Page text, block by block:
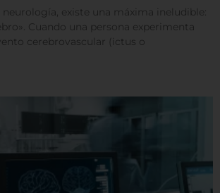
existe una máxima ineludible:
Cuando una persona experimenta
cerebrovascular (ictus o
de cada categoría para saber
nuestras configuraciones
Sin embargo, el bloqueo de
el sitio y los servicios que podemos